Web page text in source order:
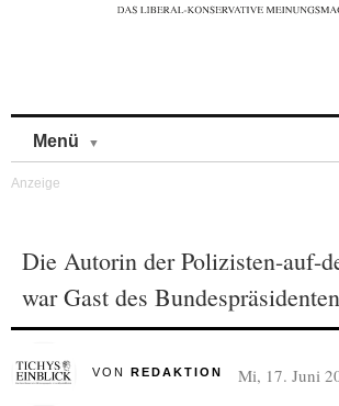
Menü
Die Autorin der Polizisten-auf-
war Gast des Bundespräsidenten
VON REDAKTION Mi, 17. Juni